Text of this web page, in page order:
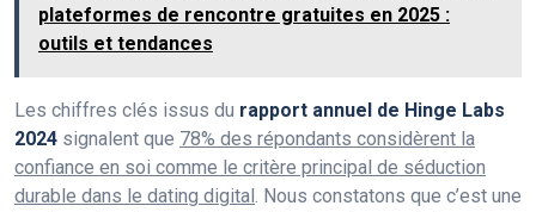
plateformes de rencontre gratuites en 2025 :
outils et tendances
Les chiffres clés issus du rapport annuel de Hinge Labs
2024 signalent que 78% des répondants considèrent la
confiance en soi comme le critère principal de séduction
durable dans le dating digital . Nous constatons que c’est une